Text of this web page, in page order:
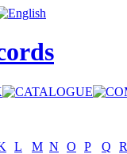
L M N O P Q R